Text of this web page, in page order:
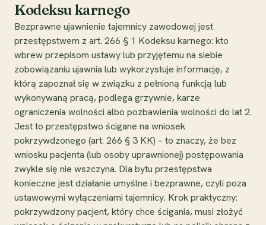
Kodeksu karnego
Bezprawne ujawnienie tajemnicy zawodowej jest
przestępstwem z art. 266 § 1 Kodeksu karnego: kto
wbrew przepisom ustawy lub przyjętemu na siebie
zobowiązaniu ujawnia lub wykorzystuje informację, z
którą zapoznał się w związku z pełnioną funkcją lub
wykonywaną pracą, podlega grzywnie, karze
ograniczenia wolności albo pozbawienia wolności do lat 2.
Jest to przestępstwo ścigane na wniosek
pokrzywdzonego (art. 266 § 3 KK) – to znaczy, że bez
wniosku pacjenta (lub osoby uprawnionej) postępowania
zwykle się nie wszczyna. Dla bytu przestępstwa
konieczne jest działanie umyślne i bezprawne, czyli poza
ustawowymi wyłączeniami tajemnicy. Krok praktyczny:
pokrzywdzony pacjent, który chce ścigania, musi złożyć